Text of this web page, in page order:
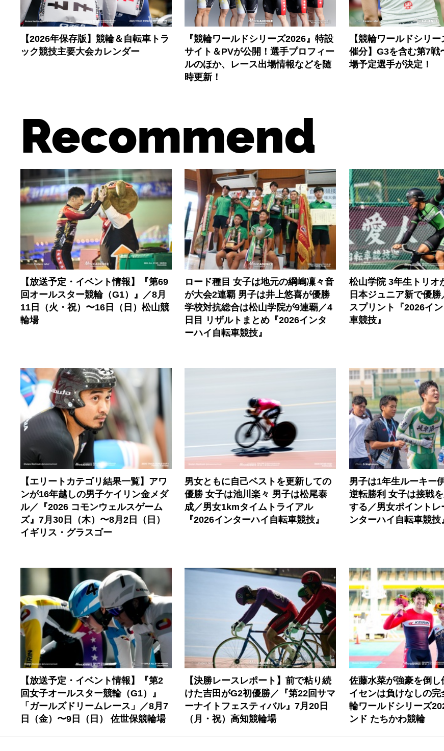
【2026年保存版】競輪＆自転車トラ
ック競技主要大会カレンダー
『競輪ワールドシリーズ2026』特設
サイト＆PVが公開！選手プロフィー
ルのほか、レース出場情報などを随
時更新！
【競輪ワールドシリ
催分】G3を含む第7戦
場予定選手が決定！
Recommend
【放送予定・イベント情報】『第69
回オールスター競輪（G1）』／8月
11日（火・祝）〜16日（日）松山競
輪場
ロード種目 女子は地元の綱嶋凜々音
が大会2連覇 男子は井上悠喜が優勝
学校対抗総合は松山学院が9連覇／4
日目 リザルトまとめ『2026インタ
ーハイ自転車競技』
松山学院 3年生トリオ
日本ジュニア新で優
スプリント『2026イ
車競技』
【エリートカテゴリ結果一覧】アワ
ンが16年越しの男子ケイリン金メダ
ル／『2026 コモンウェルスゲーム
ズ』7月30日（木）〜8月2日（日）
イギリス・グラスゴー
男女ともに自己ベストを更新しての
優勝 女子は池川楽々 男子は松尾泰
成／男女1kmタイムトライアル
『2026インターハイ自転車競技』
男子は1年生ルーキー
逆転勝利 女子は接戦
する／男女ポイントレ
ンターハイ自転車競技
【放送予定・イベント情報】『第2
回女子オールスター競輪（G1）』
「ガールズドリームレース」／8月7
日（金）〜9日（日） 佐世保競輪場
【決勝レースレポート】前で粘り続
けた吉田がG2初優勝／『第22回サマ
ーナイトフェスティバル』7月20日
（月・祝）高知競輪場
佐藤水菜が強豪を倒し
イセンは負けなしの完
輪ワールドシリーズ
ンド たちかわ競輪